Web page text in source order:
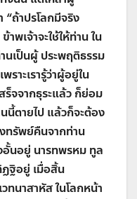
“ถ้าปรโลกมีจริง
พเจ้าจะใช้ให้ท่าน ใน
นเป็นผู้ ประพฤติธรรม
ราะเรารู้ว่าผู้อยู่ใน
ร็จจากธุระแล้ว ก็ย่อม
นี้ตายไป แล้วก็จะต้อง
งทรัพย์คืนจากท่าน
อั้นอยู่ นารทพรหม ทูล
ฐิอยู่ เมื่อสิ้น
นาสาหัส ในโลกหน้า